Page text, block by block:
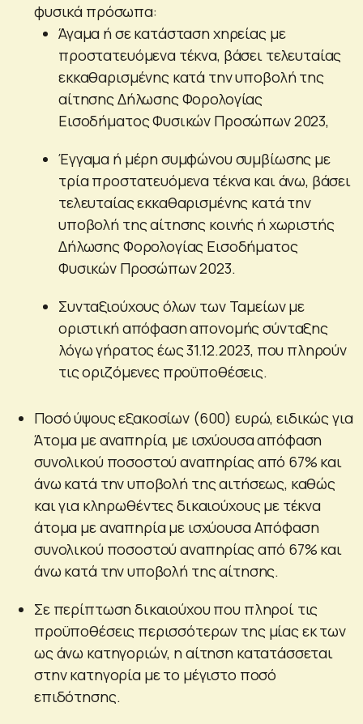
φυσικά πρόσωπα:
Άγαμα ή σε κατάσταση χηρείας με
προστατευόμενα τέκνα, βάσει τελευταίας
εκκαθαρισμένης κατά την υποβολή της
αίτησης Δήλωσης Φορολογίας
Εισοδήματος Φυσικών Προσώπων 2023,
Έγγαμα ή μέρη συμφώνου συμβίωσης με
τρία προστατευόμενα τέκνα και άνω, βάσει
τελευταίας εκκαθαρισμένης κατά την
υποβολή της αίτησης κοινής ή χωριστής
Δήλωσης Φορολογίας Εισοδήματος
Φυσικών Προσώπων 2023.
Συνταξιούχους όλων των Ταμείων με
οριστική απόφαση απονομής σύνταξης
λόγω γήρατος έως 31.12.2023, που πληρούν
τις οριζόμενες προϋποθέσεις.
Ποσό ύψους εξακοσίων (600) ευρώ, ειδικώς για
Άτομα με αναπηρία, με ισχύουσα απόφαση
συνολικού ποσοστού αναπηρίας από 67% και
άνω κατά την υποβολή της αιτήσεως, καθώς
και για κληρωθέντες δικαιούχους με τέκνα
άτομα με αναπηρία με ισχύουσα Απόφαση
συνολικού ποσοστού αναπηρίας από 67% και
άνω κατά την υποβολή της αίτησης.
Σε περίπτωση δικαιούχου που πληροί τις
προϋποθέσεις περισσότερων της μίας εκ των
ως άνω κατηγοριών, η αίτηση κατατάσσεται
στην κατηγορία με το μέγιστο ποσό
επιδότησης.